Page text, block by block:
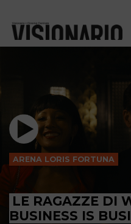
ARENA LORIS FORTUNA
LE RAGAZZE DI
BUSINESS IS